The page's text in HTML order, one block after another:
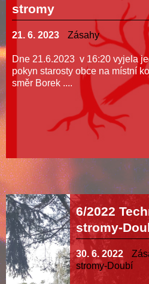
stromy
21. 6. 2023 Zásahy
Dne 21.6.2023 v 16:20 vyjela
pokyn starosty obce na místní
směr Borek ....
6/2022
stromy-
30. 6. 2022
stromy-Doubí